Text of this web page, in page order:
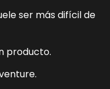
ser más difícil de
producto.